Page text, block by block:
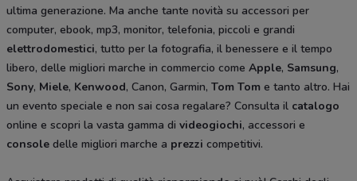
ultima generazione. Ma anche tante novità su accessori per
computer, ebook, mp3, monitor, telefonia, piccoli e grandi
elettrodomestici, tutto per la fotografia, il benessere e il tempo
libero, delle migliori marche in commercio come Apple, Samsung,
Sony, Miele, Kenwood, Canon, Garmin, Tom Tom e tanto altro. Hai
un evento speciale e non sai cosa regalare? Consulta il catalogo
online e scopri la vasta gamma di videogiochi, accessori e
console delle migliori marche a prezzi competitivi.